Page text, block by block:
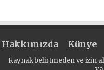
Hakkımızda Künye
Kaynak belirtmeden ve izin